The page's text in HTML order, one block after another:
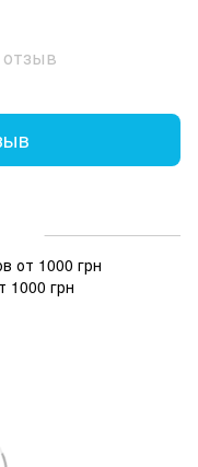
от 1000 грн
1000 грн